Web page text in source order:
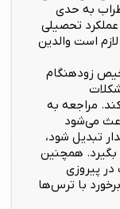
به حدی
عملکرد تحصیلی
است والدین
زودهنگام
مراجعه به
می‌شود
تبدیل شود،
بگیرد. همچنین
پیروزی
با ترس‌ها